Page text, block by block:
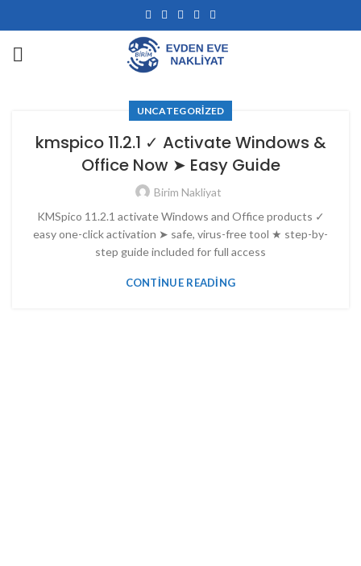
UNCATEGORIZED
kmspico 11.2.1 ✓ Activate Windows &
Office Now ➤ Easy Guide
Birim Nakliyat
KMSpico 11.2.1 activate Windows and Office products ✓
easy one-click activation ➤ safe, virus-free tool ★ step-by-
step guide included for full access
CONTINUE READING